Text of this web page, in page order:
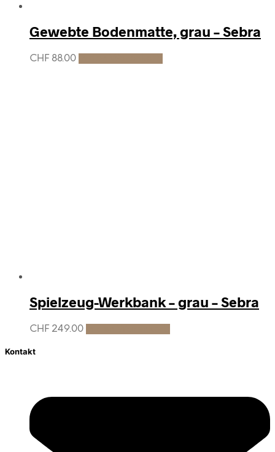
Gewebte Bodenmatte, grau – Sebra
CHF 88.00
Spielzeug-Werkbank – grau – Sebra
CHF 249.00
Kontakt